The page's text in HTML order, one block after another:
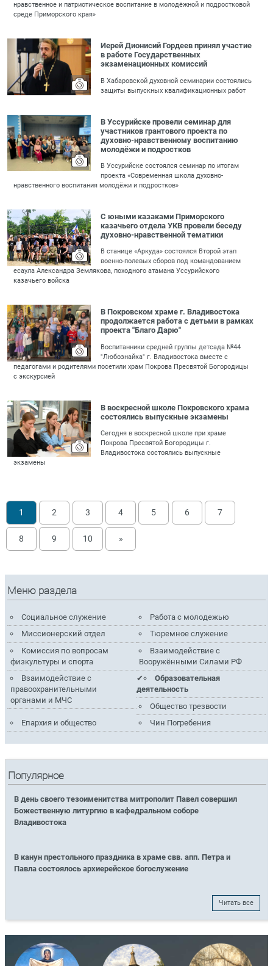
нравственное и патриотическое воспитание в молодёжной и подростковой
среде Приморского края»
Иерей Дионисий Гордеев принял участие
в работе Государственных
экзаменационных комиссий
В Хабаровской духовной семинарии состоялись
защиты выпускных квалификационных работ
В Уссурийске провели семинар для
участников грантового проекта по
духовно-нравственному воспитанию
молодёжи и подростков
В Уссурийске состоялся семинар по итогам
проекта «Современная школа духовно-
нравственного воспитания молодёжи и подростков»
С юными казаками Приморского
казачьего отдела УКВ провели беседу
духовно-нравственной тематики
В станице «Аркуда» состоялся Второй этап
военно-полевых сборов под командованием
есаула Александра Землякова, походного атамана Уссурийского
казачьего войска
В Покровском храме г. Владивостока
продолжается работа с детьми в рамках
проекта "Благо Дарю"
Воспитанники средней группы детсада №44
"Любознайка" г. Владивостока вместе с
педагогами и родителями посетили храм Покрова Пресвятой Богородицы
с экскурсией
В воскресной школе Покровского храма
состоялись выпускные экзамены
Сегодня в воскресной школе при храме
Покрова Пресвятой Богородицы г.
Владивостока состоялись выпускные
экзамены
1 2 3 4 5 6 7
8 9 10 »
Меню раздела
Социальное служение
Работа с молодежью
Миссионерский отдел
Тюремное служение
Комиссия по вопросам
физкультуры и спорта
Взаимодействие с
Вооружёнными Силами РФ
Взаимодействие с
правоохранительными
органами и МЧС
Образовательная
деятельность
Общество трезвости
Епархия и общество
Чин Погребения
Популярное
В день своего тезоименитства митрополит Павел совершил
Божественную литургию в кафедральном соборе
Владивостока
В канун престольного праздника в храме свв. апп. Петра и
Павла состоялось архиерейское богослужение
Читать все